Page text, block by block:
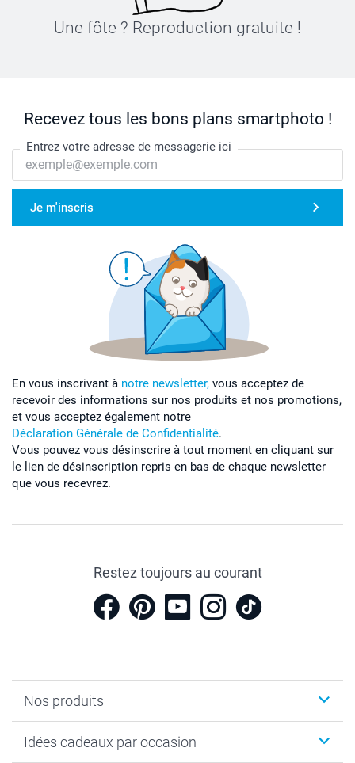
Une fôte ? Reproduction gratuite !
Recevez tous les bons plans smartphoto !
Entrez votre adresse de messagerie ici
Je m'inscris
En vous inscrivant à notre newsletter, vous acceptez de
recevoir des informations sur nos produits et nos promotions,
et vous acceptez également notre
Déclaration Générale de Confidentialité.
Vous pouvez vous désinscrire à tout moment en cliquant sur
le lien de désinscription repris en bas de chaque newsletter
que vous recevrez.
Restez toujours au courant
Nos produits
Calendrier photo & Agenda photo
Idées cadeaux par occasion